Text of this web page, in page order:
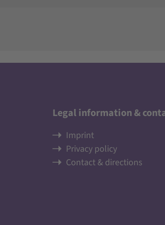
Legal information &
Imprint
Privacy policy
Contact & directions